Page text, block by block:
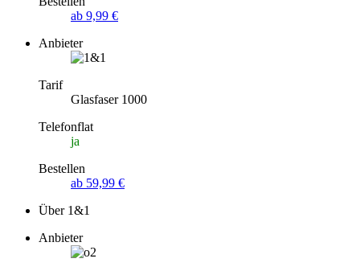
ab 9,99 €
Anbieter
Tarif
Glasfaser 1000
Telefonflat
ja
Bestellen
ab 59,99 €
Über 1&1
Anbieter